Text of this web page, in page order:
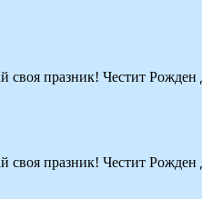
своя празник! Честит
своя празник! Честит